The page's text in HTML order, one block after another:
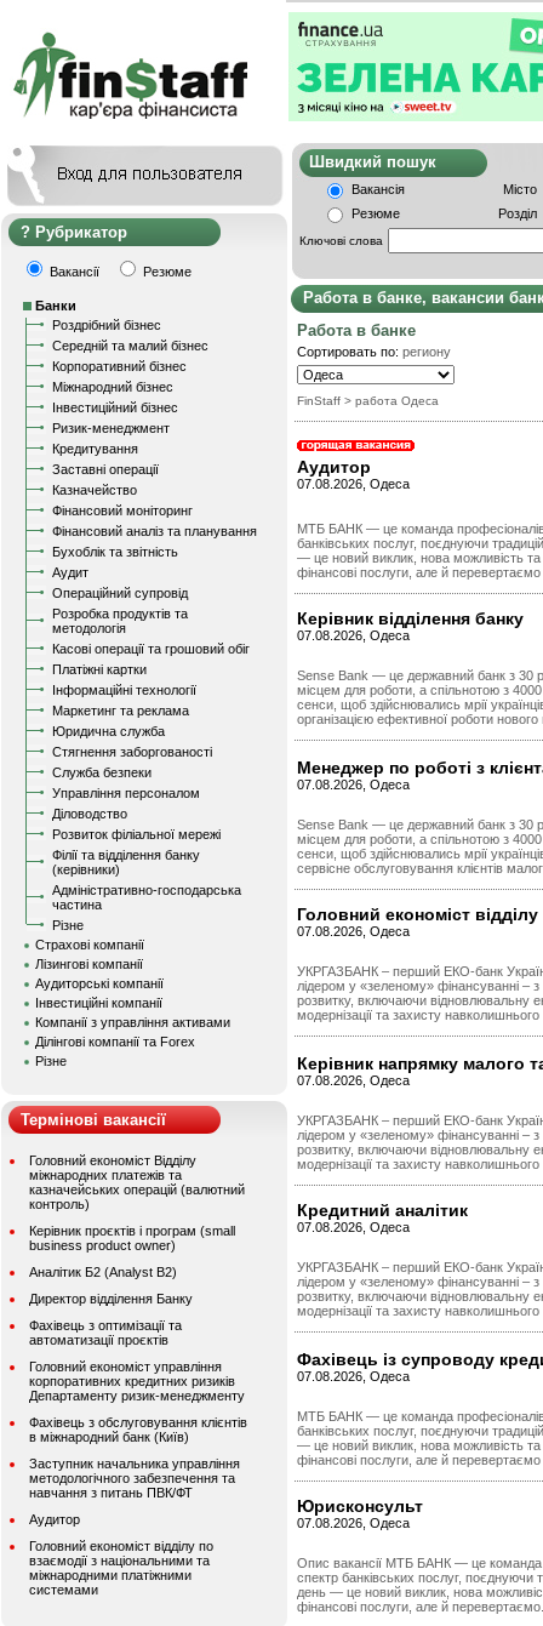
Рубрикатор
Вакансії Резюме
Банки
Роздрібний бізнес
Середній та малий бізнес
Корпоративний бізнес
Міжнародний бізнес
Інвестиційний бізнес
Ризик-менеджмент
Кредитування
Заставні операції
Казначейство
Фінансовий моніторинг
Фінансовий аналіз та планування
Бухоблік та звітність
Аудит
Операційний супровід
Розробка продуктів та
методологія
Касові операції та грошовий обіг
Платіжні картки
Інформаційні технології
Маркетинг та реклама
Юридична служба
Стягнення заборгованості
Служба безпеки
Управління персоналом
Діловодство
Розвиток філіальної мережі
Філії та відділення банку
(керівники)
Адміністративно-господарська
частина
Різне
Страхові компанії
Лізингові компанії
Аудиторські компанії
Інвестиційні компанії
Компанії з управління активами
Ділінгові компанії та Forex
Різне
Термінові вакансії
Головний економіст Відділу
міжнародних платежів та
казначейських операцій (валютний
контроль)
Керівник проєктів і програм (small
business product owner)
Аналітик Б2 (Analyst B2)
Директор відділення Банку
Фахівець з оптимізації та
автоматизації проєктів
Головний економіст управління
корпоративних кредитних ризиків
Департаменту ризик-менеджменту
Фахівець з обслуговування клієнтів
в міжнародний банк (Київ)
Заступник начальника управління
методологічного забезпечення та
навчання з питань ПВК/ФТ
Аудитор
Головний економіст відділу по
взаємодії з національними та
міжнародними платіжними
системами
Швидкий
Вакансія
Місто
Резюме
Розділ
Ключові слова
Работа в банке, вакансии
Работа в банке
Сортировать по: региону
FinStaff > работа Одеса
Аудитор
07.08.2026, Одеса
МТБ БАНК — це команда
банківських послуг, поєднуючи
— це новий виклик, нова можливість та
фінансові послуги, але й
Керівник відділення банку
07.08.2026, Одеса
Sense Bank — це державний банк з 30
місцем для роботи, а спільнотою з
сенси, щоб здійснювались мрії
організацією ефективної роботи
Менеджер по роботі з
07.08.2026, Одеса
Sense Bank — це державний банк з 30
місцем для роботи, а спільнотою з
сенси, щоб здійснювались мрії
сервісне обслуговування клієнтів
Головний економіст
07.08.2026, Одеса
УКРГАЗБАНК – перший ЕКО-банк
лідером у «зеленому» фінансуванні –
розвитку, включаючи відновлювальну
модернізації та захисту
Керівник напрямку малого
07.08.2026, Одеса
УКРГАЗБАНК – перший ЕКО-банк
лідером у «зеленому» фінансуванні –
розвитку, включаючи відновлювальну
модернізації та захисту
Кредитний аналітик
07.08.2026, Одеса
УКРГАЗБАНК – перший ЕКО-банк
лідером у «зеленому» фінансуванні –
розвитку, включаючи відновлювальну
модернізації та захисту
Фахівець із супроводу
07.08.2026, Одеса
МТБ БАНК — це команда
банківських послуг, поєднуючи
— це новий виклик, нова можливість та
фінансові послуги, але й
Юрисконсульт
07.08.2026, Одеса
Опис вакансії МТБ БАНК — це команда
спектр банківських послуг, поєднуючи
день — це новий виклик, нова
фінансові послуги, але й